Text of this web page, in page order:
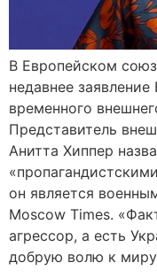
В Европейском
недавнее
временного
Представитель
Анитта Хиппер
он является
Moscow Times.
агрессор, а есть
добрую волю к